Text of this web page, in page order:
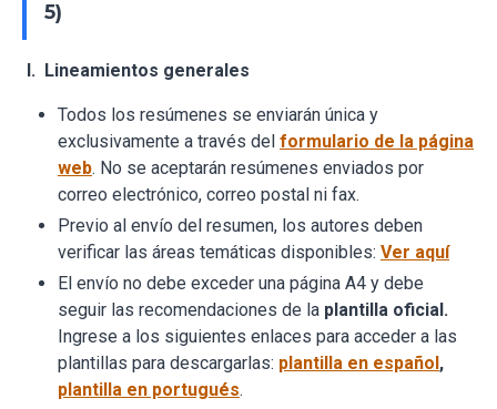
5)
I. Lineamientos generales
Todos los resúmenes se enviarán única y
exclusivamente a través del formulario de la página
web. No se aceptarán resúmenes enviados por
correo electrónico, correo postal ni fax.
Previo al envío del resumen, los autores deben
verificar las áreas temáticas disponibles: Ver aquí
El envío no debe exceder una página A4 y debe
seguir las recomendaciones de la plantilla oficial.
Ingrese a los siguientes enlaces para acceder a las
plantillas para descargarlas: plantilla en español,
plantilla en portugués.